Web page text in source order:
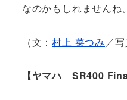
なのかもしれませんね。
（文：村上 菜つみ ／
【ヤマハ SR400